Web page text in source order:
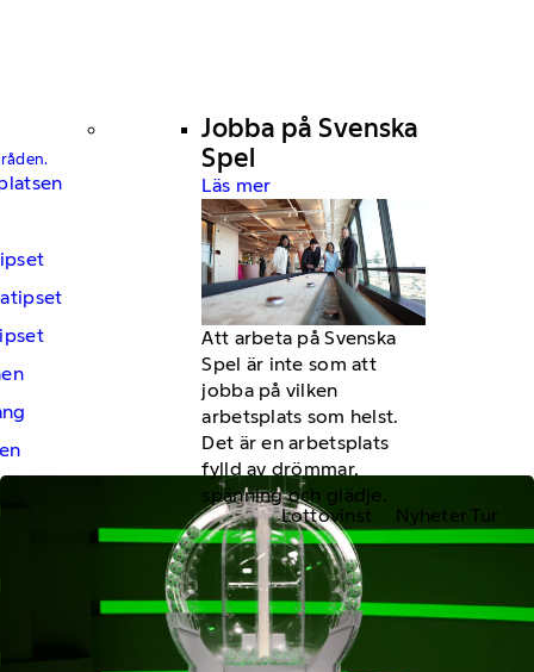
Jobba på Svenska
Spel
Läs mer
Att arbeta på Svenska
Spel är inte som att
jobba på vilken
arbetsplats som helst.
Det är en arbetsplats
fylld av drömmar,
spänning och glädje.
Lottovinst Nyheter Tur